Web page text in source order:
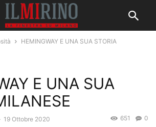
HEMINGWAY E UNA SUA STORIA
E UNA SUA
19 Ottobre 2020 0
651